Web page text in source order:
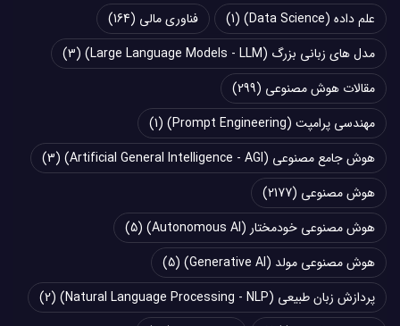
علم داده (Data Science)
(1) فناوری مالی (164)
مدل های زبانی بزرگ (Large Language Models - LLM)
(3)
مقالات هوش مصنوعی (299)
مهندسی پرامپت (Prompt Engineering)
(1)
هوش جامع مصنوعی (Artificial General Intelligence - AGI)
(3)
هوش مصنوعی (2177)
هوش مصنوعی خودمختار (Autonomous AI)
(5)
هوش مصنوعی مولد (Generative AI)
(5)
پردازش زبان طبیعی (Natural Language Processing - NLP)
(2)